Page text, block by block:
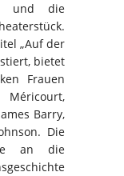
und die
„Auf der
bietet
Frauen
Barry,
Die
an die